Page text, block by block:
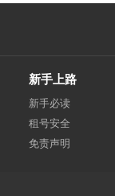
新手上路
新手必读
租号安全
免责声明